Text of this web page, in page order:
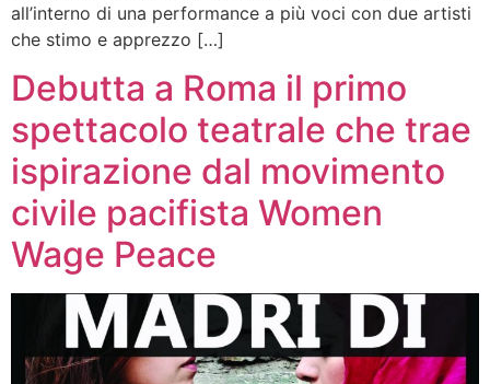
all’interno di una performance a più voci con due artisti
che stimo e apprezzo […]
Debutta a Roma il primo
spettacolo teatrale che trae
ispirazione dal movimento
civile pacifista Women
Wage Peace